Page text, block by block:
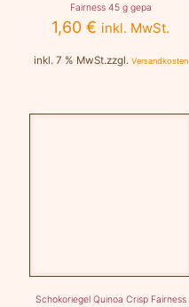
Fairness 45 g gepa
1,60€ inkl. MwSt.
inkl. 7 % MwSt.zzgl. Versandkosten
Schokoriegel Quinoa Crisp Fairness